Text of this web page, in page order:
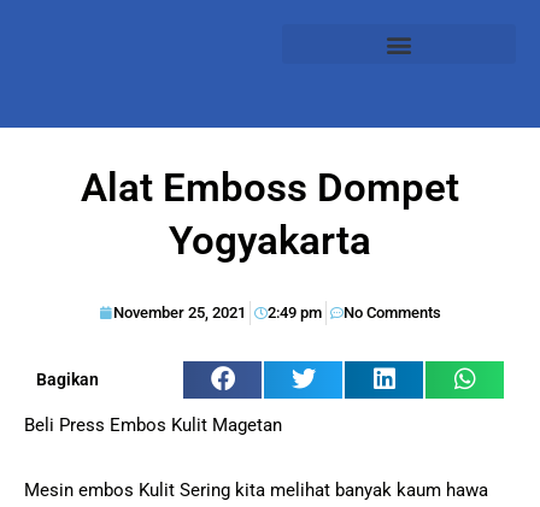
Alat Emboss Dompet
Yogyakarta
November 25, 2021 2:49 pm No Comments
Bagikan
Beli Press Embos Kulit Magetan
Mesin embos Kulit Sering kita melihat banyak kaum hawa